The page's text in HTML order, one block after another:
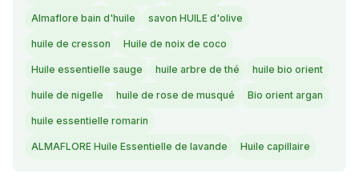
Almaflore bain d'huile savon HUILE d'olive
huile de cresson Huile de noix de coco
Huile essentielle sauge huile arbre de thé huile bio orient
huile de nigelle huile de rose de musqué Bio orient argan
huile essentielle romarin
ALMAFLORE Huile Essentielle de lavande Huile capillaire